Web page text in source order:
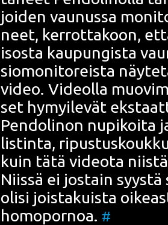
joi­den vau­nus­sa
neet, ker­rot­ta­koon,
isos­ta kau­pun­gis­ta
sio­mo­ni­to­reis­ta
video. Videol­la
set hymyi­le­vät
Pen­do­li­non nupi­koi­ta
lis­tin­ta,
kuin tätä video­ta
Niis­sä ei jos­tain
oli­si jois­ta­kuis­ta
homo­por­noa. #